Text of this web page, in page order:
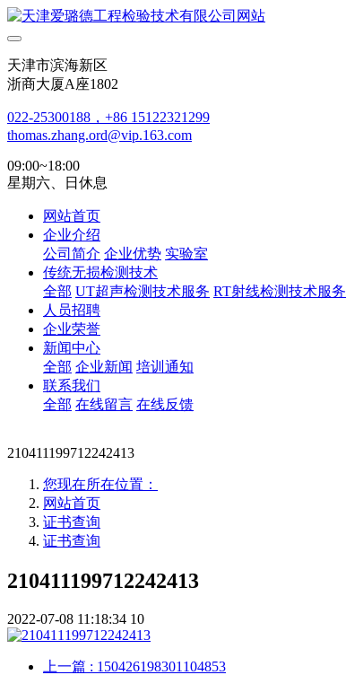
天津市滨海新区
浙商大厦A座1802
022-25300188，+86 15122321299
thomas.zhang.ord@vip.163.com
09:00~18:00
星期六、日休息
网站首页
企业介绍
公司简介 企业优势 实验室
传统无损检测技术
全部 UT超声检测技术服务 RT射线检测技术服务
人员招聘
企业荣誉
新闻中心
全部 企业新闻 培训通知
联系我们
全部 在线留言 在线反馈
210411199712242413
您现在所在位置：
网站首页
证书查询
证书查询
210411199712242413
2022-07-08 11:18:34 10
上一篇 : 150426198301104853